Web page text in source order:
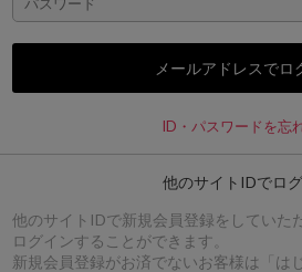
ID・パスワードを忘
他のサイトIDでロ
他のサイトIDで新規会員登録をしていた
ログインすることができます。
新規会員登録がお済でないお客様は「は